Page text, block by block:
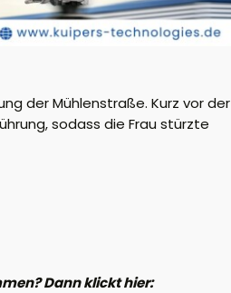
der Mühlenstraße. Kurz vor der
sodass die Frau stürzte
Dann klickt hier: